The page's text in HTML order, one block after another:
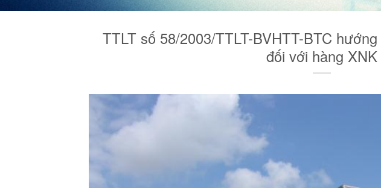
TTLT số 58/2003/TTLT-BVHTT-BTC
đối với hàng XNK